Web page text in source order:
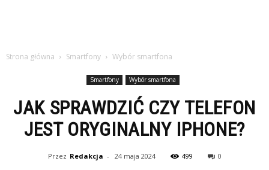
Strona główna Smartfony Wybór smartfona
Smartfony Wybór smartfona
JAK SPRAWDZIĆ CZY TELEFON
JEST ORYGINALNY IPHONE?
Przez Redakcja - 24 maja 2024 499 0